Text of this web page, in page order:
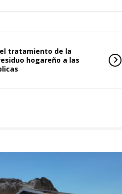
tratamiento de la
hogareño a las